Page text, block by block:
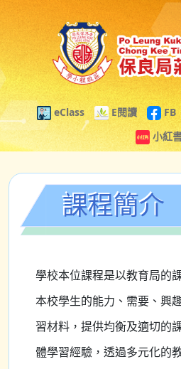
eClass E閱讀 FB
小紅
課程簡介
學校本位課程是以教育局的
本校學生的能力、需要、興
習材料，提供均衡及適切的
體學習經驗，透過多元化的